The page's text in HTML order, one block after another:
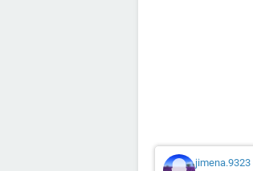
jimena.9323